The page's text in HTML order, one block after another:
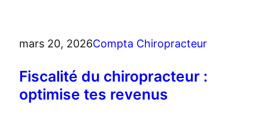
mars 20, 2026Compta Chiropracteur
Fiscalité du chiropracteur :
optimise tes revenus